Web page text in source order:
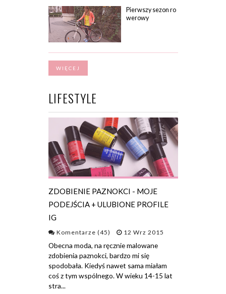
Pierwszy sezon ro
werowy
WIĘCEJ
LIFESTYLE
ZDOBIENIE PAZNOKCI - MOJE
PODEJŚCIA + ULUBIONE PROFILE
IG
Komentarze (45) 12 Wrz 2015
Obecna moda, na ręcznie malowane
zdobienia paznokci, bardzo mi się
spodobała. Kiedyś nawet sama miałam
coś z tym wspólnego. W wieku 14-15 lat
stra...